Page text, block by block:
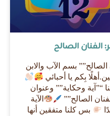
الفنان الصالح
بسم الآب والابن
بِكم يا أحبائي
وحكاية”” وعنوان
الصالح””
الآية
بس كلنا متفقين أنها